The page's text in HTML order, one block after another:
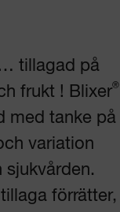
tillagad på
frukt ! Blixer®
med tanke på
variation
sjukvården.
förrätter,